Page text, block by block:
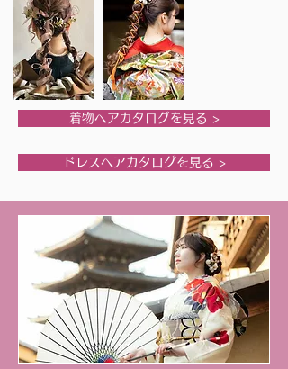
着物ヘアカタログを見る >
ドレスヘアカタログを見る >